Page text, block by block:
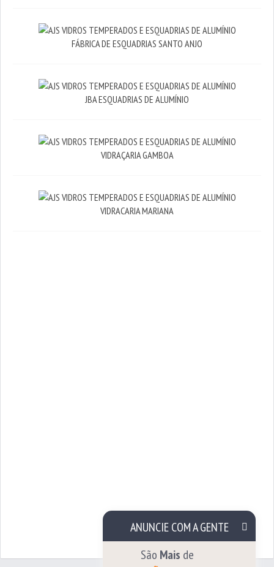
ANUNCIE COM A GENTE
FÁBRICA DE ESQUADRIAS SANTO ANJO
JBA ESQUADRIAS DE ALUMÍNIO
VIDRAÇARIA GAMBOA
VIDRACARIA MARIANA